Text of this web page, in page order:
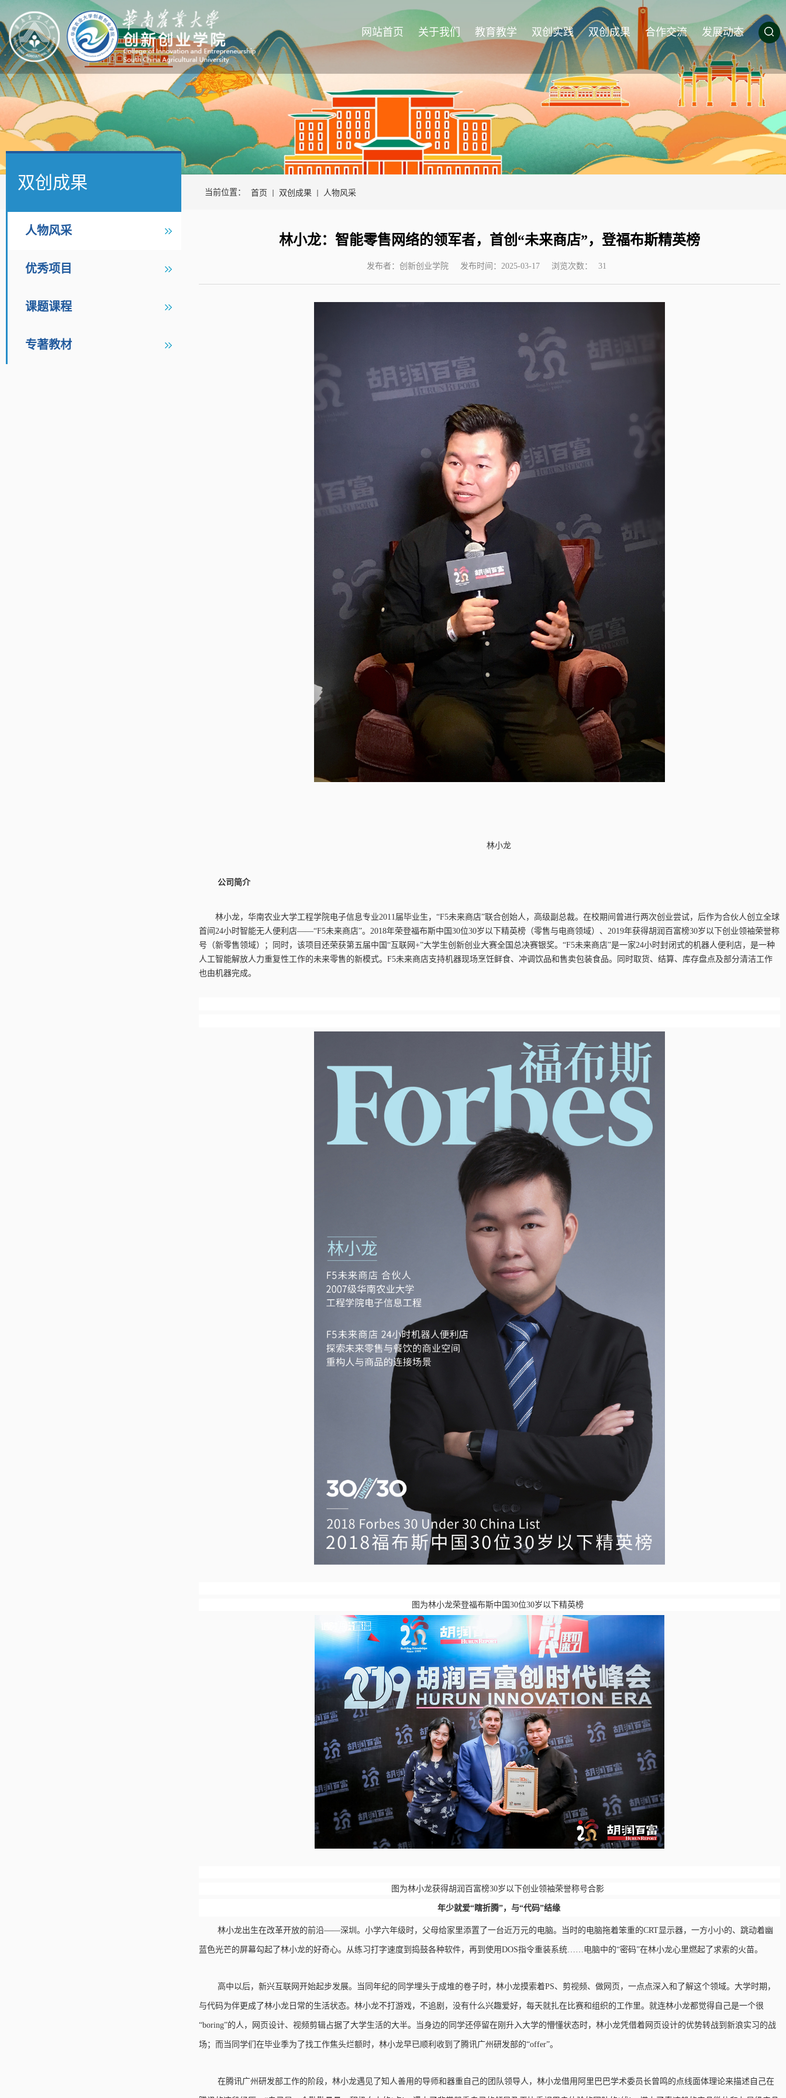
网站首页 关于我们 教育教学 双创实践 双创成果 合作交流 发展动态
双创成果
人物风采
优秀项目
课题课程
专著教材
当前位置： 首页 双创成果 人物风采
林小龙：智能零售网络的领军者，首创“未来商店”，登福布斯精英榜
发布者：创新创业学院 发布时间：2025-03-17 浏览次数： 31
林小龙
公司简介
林小龙，华南农业大学工程学院电子信息专业2011届毕业生，“F5未来商店”联合创始人，高级副总裁。在校期间曾进行两次创业尝试，后作为合伙人创立全球
首间24小时智能无人便利店——“F5未来商店”。2018年荣登福布斯中国 30位30岁以下精英榜（零售与电商领域）、2019年获得胡润百富榜30岁以下创业领袖荣誉称
号（新零售领域）
；同时，该项目还荣获第五届中国 “互联网+”大学生创新创业大赛全国总决赛银奖。“F5未来商店”是一家24小时封闭式的机器人便利店，是一种
人工智能解放人力重复性工作的未来零售的新模式。F5未来商店支持机器现场烹饪鲜食、冲调饮品和售卖包装食品。同时取货、结算、库存盘点及部分清洁工作
也由机器完成。
图为林小龙荣登福布斯中国 30位30岁以下精英榜
图为林小龙获得胡润百富榜30岁以下创业领袖荣誉称号合影
年少就爱“瞎折腾”，与“代码”结缘
林小龙出生在改革开放的前沿——深圳。小学六年级时，父母给家里添置了一台近万元的电脑。当时的电脑拖着笨重的CRT显示器，一方小小的、跳动着幽
蓝色光芒的屏幕勾起了林小龙的好奇心。从练习打字速度到捣鼓各种软件，再到使用DOS指令重装系统……电脑中的“密码”在林小龙心里燃起了求索的火苗。
高中以后，新兴互联网开始起步发展。当同年纪的同学埋头于成堆的卷子时，林小龙摸索着PS、剪视频、做网页，一点点深入和了解这个领域。大学时期，
与代码为伴更成了林小龙日常的生活状态。林小龙不打游戏，不追剧，没有什么兴趣爱好，每天就扎在比赛和组织的工作里。就连林小龙都觉得自己是一个很
“boring”的人，网页设计、视频剪辑占据了大学生活的大半。当身边的同学还停留在刚升入大学的懵懂状态时，林小龙凭借着网页设计的优势转战到新浪实习的战
场；而当同学们在毕业季为了找工作焦头烂额时，林小龙早已顺利收到了腾讯广州研发部的“offer”。
在腾讯广州研发部工作的阶段，林小龙遇见了知人善用的导师和器重自己的团队领导人，林小龙借用阿里巴巴学术委员长曾鸣的点线面体理论来描述自己在